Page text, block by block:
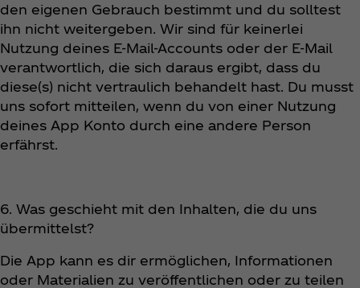
den eigenen Gebrauch bestimmt und du solltest
ihn nicht weitergeben. Wir sind für keinerlei
Nutzung deines E-Mail-Accounts oder der E-Mail
verantwortlich, die sich daraus ergibt, dass du
diese(s) nicht vertraulich behandelt hast. Du musst
uns sofort mitteilen, wenn du von einer Nutzung
deines App Konto durch eine andere Person
erfährst.
6. Was geschieht mit den Inhalten, die du uns
übermittelst?
Die App kann es dir ermöglichen, Informationen
oder Materialien zu veröffentlichen oder zu teilen